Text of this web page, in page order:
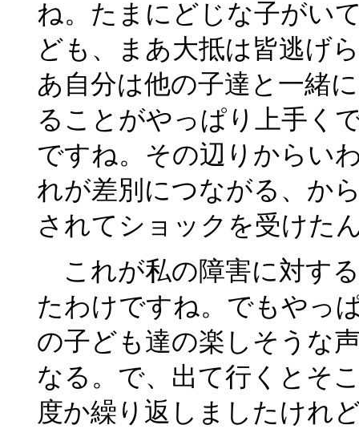
ね。たまにどじな子がい
ども、まあ大抵は皆逃げ
あ自分は他の子達と一緒
ることがやっぱり上手く
ですね。その辺りからい
れが差別につながる、か
されてショックを受けた
これが私の障害に対す
たわけですね。でもやっ
の子ども達の楽しそうな
なる。で、出て行くとそ
度か繰り返しましたけれ